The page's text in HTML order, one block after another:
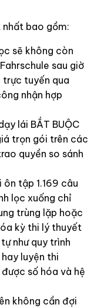
bao gồm:
sẽ không còn
sau giờ
trực tuyến qua
nhận hợp
lái BẮT BUỘC
trọn gói trên các
quyền so sánh
ôn tập 1.169 câu
lọc xuống chỉ
trùng lặp hoặc
kỳ thi lý thuyết
như quy trình
luyện thi
số hóa và hệ
không cần đợi